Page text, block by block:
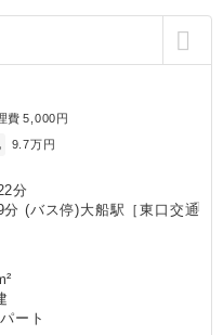
費 5,000円
9.7万円
分
(バス停)大船駅［東口交通
ート